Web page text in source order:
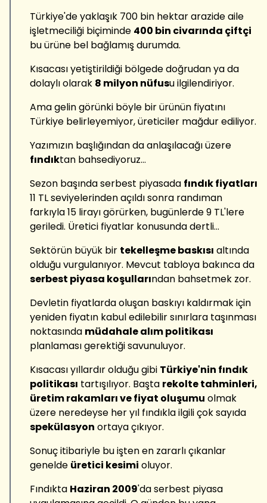
Türkiye'de yaklaşık 700 bin hektar arazide aile
işletmeciliği biçiminde 400 bin civarında çiftçi
bu ürüne bel bağlamış durumda.
Kısacası yetiştirildiği bölgede doğrudan ya da
dolaylı olarak 8 milyon nüfusu ilgilendiriyor.
Ama gelin görünki böyle bir ürünün fiyatını
Türkiye belirleyemiyor, üreticiler mağdur ediliyor.
Yazımızın başlığından da anlaşılacağı üzere
fındıktan bahsediyoruz...
Sezon başında serbest piyasada fındık fiyatları
11 TL seviyelerinden açıldı sonra randıman
farkıyla 15 lirayı görürken, bugünlerde 9 TL'lere
geriledi. Üretici fiyatlar konusunda dertli...
Sektörün büyük bir tekelleşme baskısı altında
olduğu vurgulanıyor. Mevcut tabloya bakınca da
serbest piyasa koşullarından bahsetmek zor.
Devletin fiyatlarda oluşan baskıyı kaldırmak için
yeniden fiyatın kabul edilebilir sınırlara taşınması
noktasında müdahale alım politikası
planlaması gerektiği savunuluyor.
Kısacası yıllardır olduğu gibi Türkiye'nin fındık
politikası tartışılıyor. Başta rekolte tahminleri,
üretim rakamları ve fiyat oluşumu olmak
üzere neredeyse her yıl fındıkla ilgili çok sayıda
spekülasyon ortaya çıkıyor.
Sonuç itibariyle bu işten en zararlı çıkanlar
genelde üretici kesimi oluyor.
Fındıkta Haziran 2009'da serbest piyasa